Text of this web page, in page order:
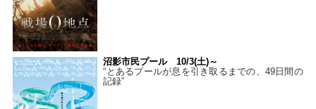
沼影市民プール 10/3(土)～
“とあるプールが息を引き取るまでの、49日間の
記録”